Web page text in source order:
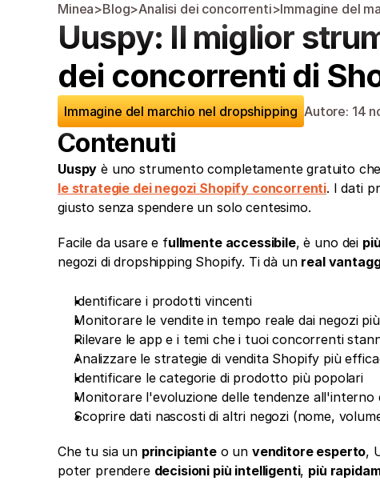
Minea>Blog>Analisi dei concorrenti>Immagine del
Uuspy: Il miglior
dei concorrenti di
Immagine del marchio nel dropshipping Autore: 14
Contenuti
Uuspy è uno strumento completamente gratuito
le strategie dei negozi Shopify concorrenti. I dati
giusto senza spendere un solo centesimo.
Facile da usare e fullmente accessibile, è uno dei
negozi di dropshipping Shopify. Ti dà un real
Identificare i prodotti vincenti
Monitorare le vendite in tempo reale dai negozi
Rilevare le app e i temi che i tuoi concorrenti
Analizzare le strategie di vendita Shopify più
Identificare le categorie di prodotto più popolari
Monitorare l'evoluzione delle tendenze all'interno
Scoprire dati nascosti di altri negozi (nome,
Che tu sia un principiante o un venditore esperto,
poter prendere decisioni più intelligenti, più